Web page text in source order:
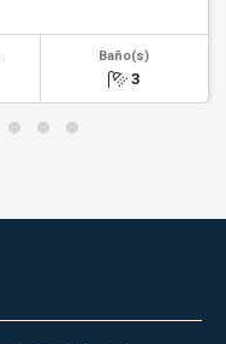
Baño(s)
3